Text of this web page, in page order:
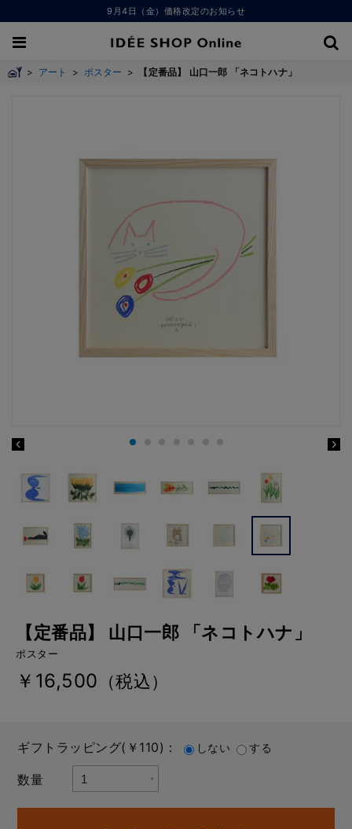
9月4日（金）価格改定のお知らせ
> アート > ポスター > 【定番品】 山口一郎 「ネコトハナ」
【定番品】 山口一郎 「ネコトハナ」
ポスター
￥16,500 （税込）
ギフトラッピング(￥110)： しない する
数量